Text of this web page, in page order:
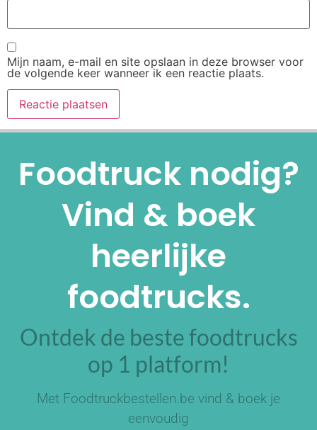
Mijn naam, e-mail en site opslaan in deze browser voor
de volgende keer wanneer ik een reactie plaats.
Foodtruck nodig?
Vind & boek
heerlijke
foodtrucks.
Ontdek de beste foodtrucks
op 1 platform!
Met Foodtruckbestellen.be vind & boek je
eenvoudig